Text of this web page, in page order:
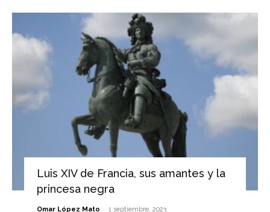
Luis XIV de Francia, sus amantes y la
princesa negra
Omar López Mato - 1 septiembre, 2023